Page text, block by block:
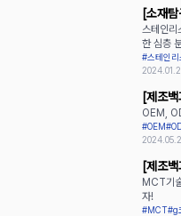
[소재
보자
스테인
한 심층
#스테인
[제조
OBM
OEM,
#OEM
[제조
활용
MCT기
자!
#MCT#g